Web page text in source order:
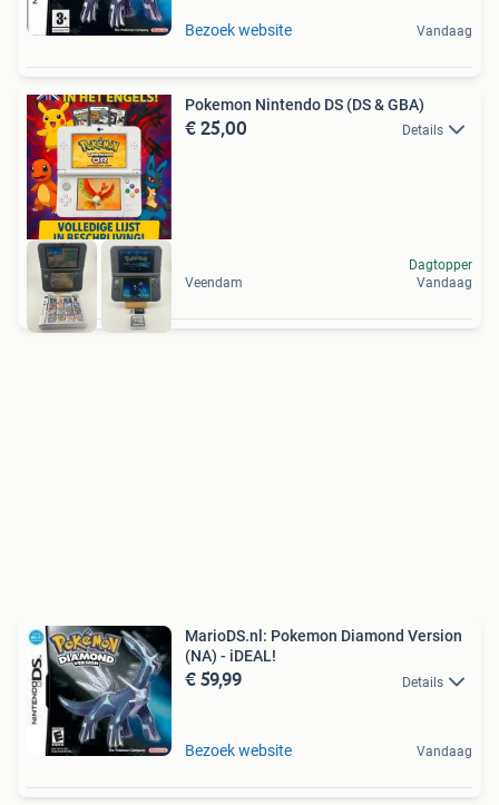
Bezoek website Vandaag
Pokemon Nintendo DS (DS & GBA)
€ 25,00 Details
Veendam
Dagtopper
Vandaag
MarioDS.nl: Pokemon Diamond Version
(NA) - iDEAL!
€ 59,99 Details
Bezoek website Vandaag